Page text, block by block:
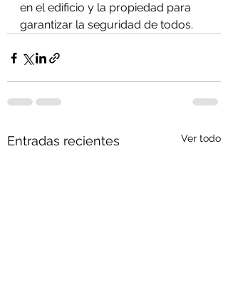
en el edificio y la propiedad para
garantizar la seguridad de todos.
Entradas recientes Ver todo